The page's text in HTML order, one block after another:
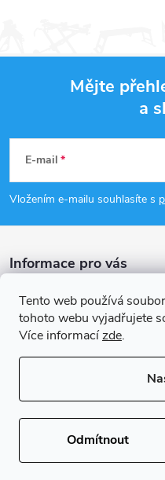
Tento web používá
tohoto webu vyjadřujete
Více informacízde.
Odmítnout
c
p
r
v
k
y
v
p
p
a
t
Mějte
a
E-mail
Vložením e-mailu souhlasíte s
Informace pro vás
Přijímáme online
Copyright 2026Rockfast.cz.